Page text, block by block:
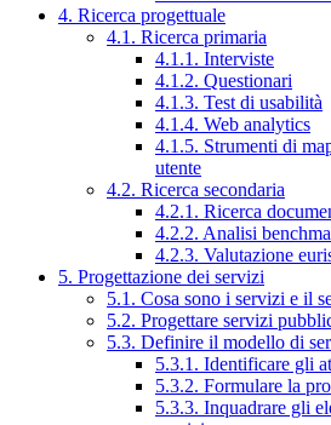
4. Ricerca progettuale
4.1. Ricerca primaria
4.1.1. Interviste
4.1.2. Questionari
4.1.3. Test di usabilità
4.1.4. Web analytics
4.1.5. Strumenti di
utente
4.2. Ricerca secondaria
4.2.1. Ricerca
4.2.2. Analisi
4.2.3. Valutazione
5. Progettazione dei servizi
5.1. Cosa sono i servizi e il
5.2. Progettare servizi
5.3. Definire il modello di
5.3.1. Identificare gli
5.3.2. Formulare la
5.3.3. Inquadrare gli